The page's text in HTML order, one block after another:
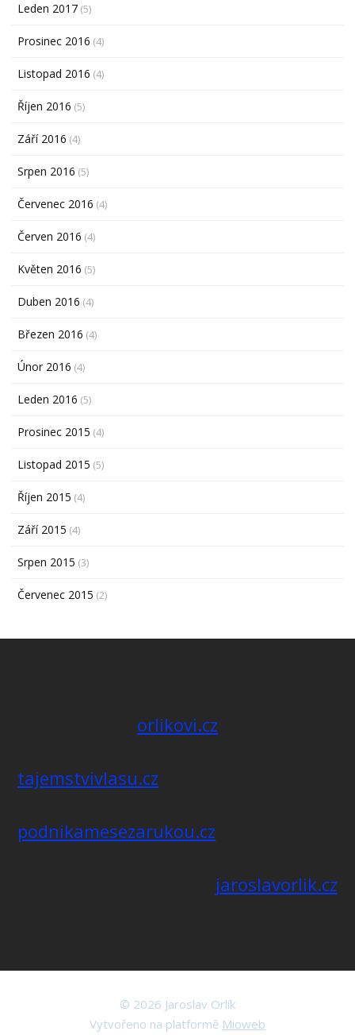
Leden 2017 (5)
Prosinec 2016 (4)
Listopad 2016 (4)
Říjen 2016 (5)
Září 2016 (4)
Srpen 2016 (5)
Červenec 2016 (4)
Červen 2016 (4)
Květen 2016 (5)
Duben 2016 (4)
Březen 2016 (4)
Únor 2016 (4)
Leden 2016 (5)
Prosinec 2015 (4)
Listopad 2015 (5)
Říjen 2015 (4)
Září 2015 (4)
Srpen 2015 (3)
Červenec 2015 (2)
orlikovi.cz
tajemstvivlasu.cz
podnikamesezarukou.cz
jaroslavorlik.cz
© 2026 Jaroslav Orlík
Vytvořeno na platformě Mioweb